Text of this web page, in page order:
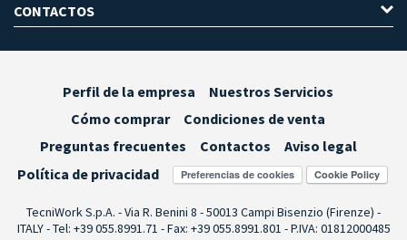
CONTACTOS
Perfil de la empresa
Nuestros Servicios
Cómo comprar
Condiciones de venta
Preguntas frecuentes
Contactos
Aviso legal
Política de privacidad
Preferencias de cookies
TecniWork S.p.A. - Via R. Benini 8 - 50013 Campi Bisenzio (Firenze) -
ITALY - Tel: +39 055.8991.71 - Fax: +39 055.8991.801 - P.IVA: 01812000485